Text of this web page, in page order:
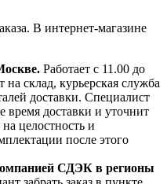
В интернет-магазине
Работает с 11.00 до
на склад, курьерская служба
доставки. Специалист
время доставки и уточнит
целостность и
после этого
СДЭК в регионы